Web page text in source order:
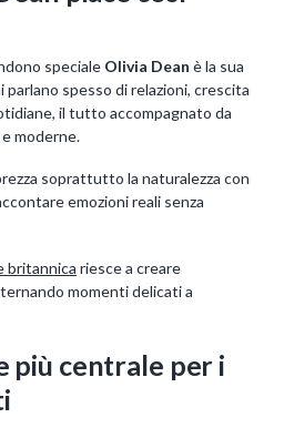
speciale Olivia Dean è la sua
spesso di relazioni, crescita
il tutto accompagnato da
moderne.
soprattutto la naturalezza con
emozioni reali senza
britannica riesce a creare
momenti delicati a
più centrale per i